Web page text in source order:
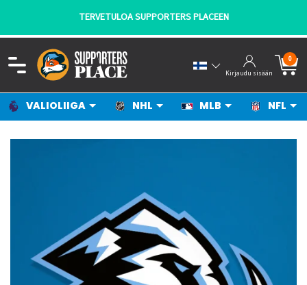
TERVETULOA SUPPORTERS PLACEEN
Kirjaudu sisään
0
VALIOLIIGA NHL MLB NFL